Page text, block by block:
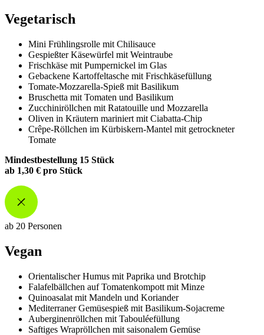
Vegetarisch
Mini Frühlingsrolle mit Chilisauce
Gespießter Käsewürfel mit Weintraube
Frischkäse mit Pumpernickel im Glas
Gebackene Kartoffeltasche mit Frischkäsefüllung
Tomate-Mozzarella-Spieß mit Basilikum
Bruschetta mit Tomaten und Basilikum
Zucchiniröllchen mit Ratatouille und Mozzarella
Oliven in Kräutern mariniert mit Ciabatta-Chip
Crêpe-Röllchen im Kürbiskern-Mantel mit getrockneter
Tomate
Mindestbestellung 15 Stück
ab 1,30 € pro Stück
ab 20 Personen
Vegan
Orientalischer Humus mit Paprika und Brotchip
Falafelbällchen auf Tomatenkompott mit Minze
Quinoasalat mit Mandeln und Koriander
Mediterraner Gemüsespieß mit Basilikum-Sojacreme
Auberginenröllchen mit Tabouléefüllung
Saftiges Wrapröllchen mit saisonalem Gemüse